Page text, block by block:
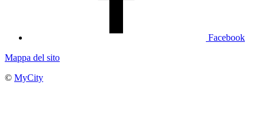
Facebook
Mappa del sito
© MyCity